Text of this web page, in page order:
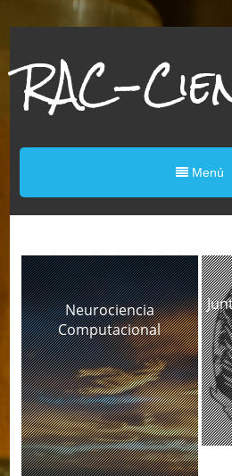
RAC-
Menú
Neurociencia
Computacional